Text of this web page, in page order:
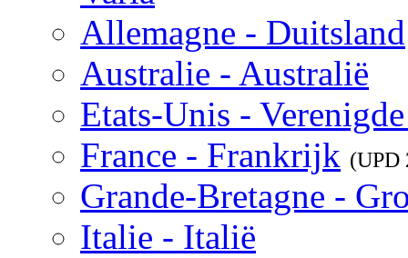
Allemagne - Duitsland
Australie - Australië
Etats-Unis -
France - Frankrijk (UPD
Grande-Bretagne -
Italie - Italië